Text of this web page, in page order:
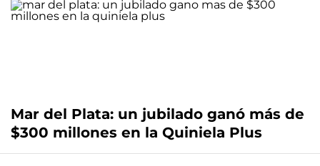
Mar del Plata: un jubilado ganó más de
$300 millones en la Quiniela Plus